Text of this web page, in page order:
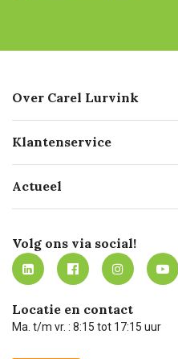
Over Carel Lurvink
Geschiedenis
Missie
Werken bij Carel Lurvink
MVO
Klantenservice
Bezorgen
Mijn Carel Lurvink
Mijn Carel Lurvink instructievideo's
Carel Lurvink App
Hulp op afstand
Technische dienst
Actueel
Innovation LAB
Tevreden klanten
Carel Lurvink Blog
Carel de podcast
Volg ons via social!
Locatie en contact
Ma. t/m vr. : 8:15 tot 17:15 uur